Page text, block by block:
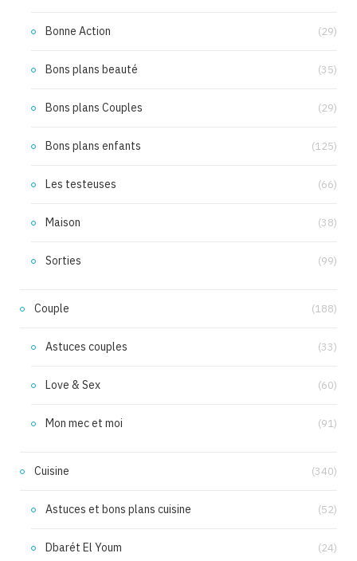
Bonne Action (29)
Bons plans beauté (35)
Bons plans Couples (29)
Bons plans enfants (125)
Les testeuses (66)
Maison (38)
Sorties (99)
Couple (188)
Astuces couples (33)
Love & Sex (60)
Mon mec et moi (91)
Cuisine (340)
Astuces et bons plans cuisine (52)
Dbarét El Youm (24)